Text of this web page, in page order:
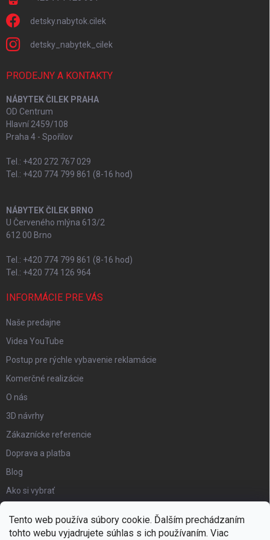
Tento web používa súbory cookie. Ďalším prechádzaním
tohto webu vyjadrujete súhlas s ich používaním. Viac
detsky.nabytok.cilek
detsky_nabytek_cilek
PRODEJNY A KONTAKTY
NÁBYTEK ČILEK PRAHA
OD Centrum
Hlavní 2459/108
Praha 4 - Spořilov
Tel.: +420 272 767 029
Tel.: +420 774 799 861 (8-16 hod)
NÁBYTEK ČILEK BRNO
U Červeného mlýna 613/2
612 00 Brno
Tel.: +420 774 799 861 (8-16 hod)
Tel.: +420 774 126 964
INFORMÁCIE PRE VÁS
Naše predajne
Videa YouTube
Postup pre rýchle vybavenie reklamácie
Komerčné realizácie
O nás
3D návrhy
Zákaznícke referencie
Doprava a platba
Blog
Ako si vybrať
Certifikát kvality